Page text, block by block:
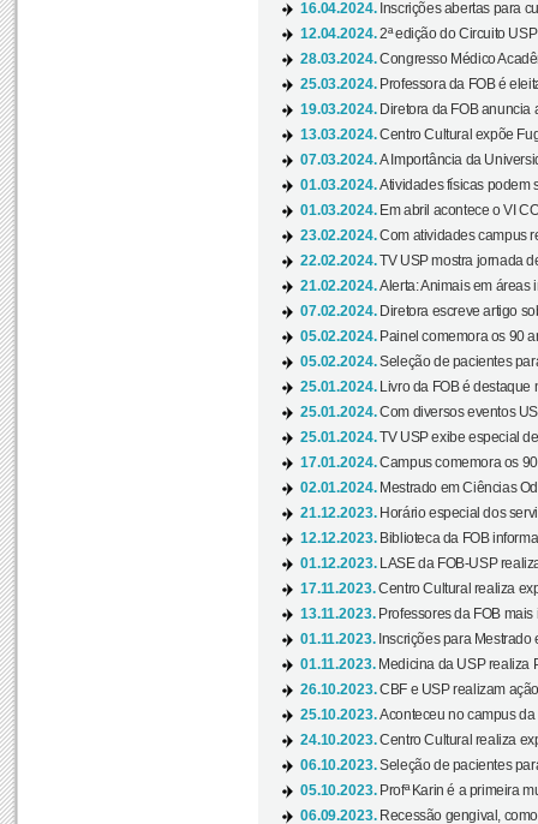
16.04.2024. Inscrições abertas para
12.04.2024.2ª edição do Circuito
28.03.2024.Congresso Médico
25.03.2024. Professora da FOB é
19.03.2024. Diretora da FOB anuncia
13.03.2024.Centro Cultural expõe
07.03.2024.A Importância da
01.03.2024.Atividades físicas podem
01.03.2024. Em abril acontece o VI
23.02.2024.Com atividades campus
22.02.2024.TV USP mostra jornada
21.02.2024.Alerta: Animais em áreas
07.02.2024. Diretora escreve artigo
05.02.2024. Painel comemora os 90
05.02.2024.Seleção de pacientes
25.01.2024.
Livro da FOB é destaque
25.01.2024.Com diversos eventos
25.01.2024.TV USP exibe especial
17.01.2024.Campus comemora os
02.01.2024. Mestrado em Ciências
21.12.2023. Horário especial dos
12.12.2023. Biblioteca da FOB
01.12.2023.
LASE da FOB-USP
17.11.2023.Centro Cultural realiza
13.11.2023. Professores da FOB
01.11.2023. Inscrições para
01.11.2023. Medicina da USP realiza
26.10.2023.CBF e USP realizam
25.10.2023.Aconteceu no campus da
24.10.2023.Centro Cultural realiza
06.10.2023.Seleção de pacientes
05.10.2023. Profª Karin é a primeira
06.09.2023. Recessão gengival,